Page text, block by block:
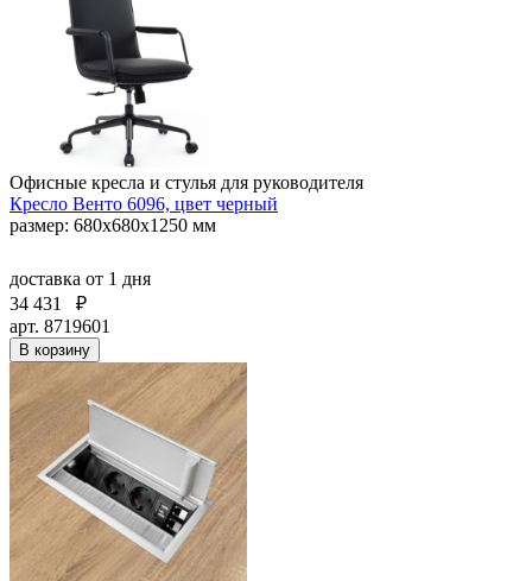
Офисные кресла и стулья для руководителя
Кресло Венто 6096, цвет черный
размер: 680х680х1250 мм
доставка от 1 дня
34 431
₽
арт. 8719601
В корзину